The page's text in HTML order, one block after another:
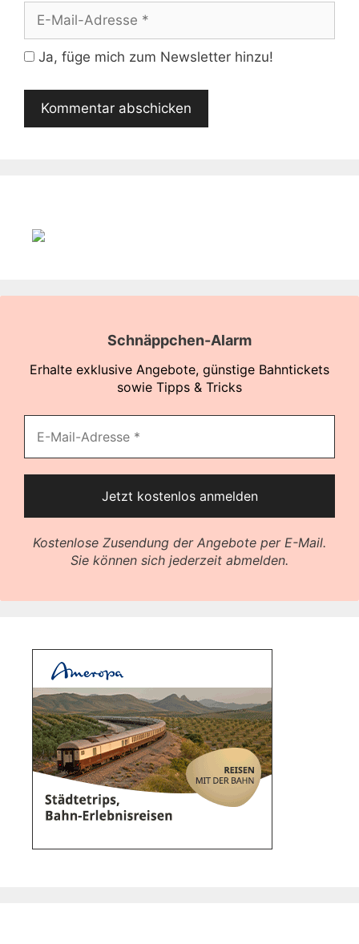
Mail-
Adresse
Ja, füge mich zum Newsletter hinzu!
Schnäppchen-Alarm
Erhalte exklusive Angebote, günstige Bahntickets
sowie Tipps & Tricks
Kostenlose Zusendung der Angebote per E-Mail.
Sie können sich jederzeit abmelden.